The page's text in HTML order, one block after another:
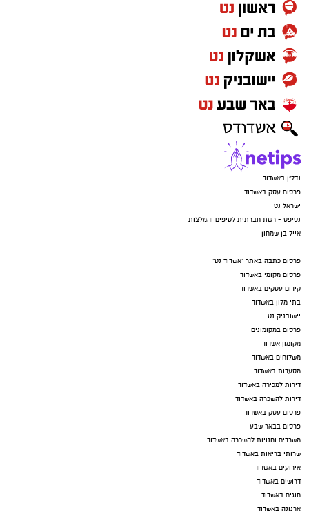
להורדת אפליקציה של אשדוד נט לחצו כאן
עקבו בפייסבוק
עקבו באינסטגרם
נדל"ן באשדוד
פרסום עסק באשדוד
ישראל נט
נטיפס - רשת חברתית לטיפים והמלצות
אייל בן שמחון
-
פרסום כתבה באתר "אשדוד נט"
פרסום מקומי באשדוד
קידום עסקים באשדוד
בתי מלון באשדוד
יישובניק נט
פרסום במקומונים
מקומון אשדוד
משלוחים באשדוד
מסעדות באשדוד
דירות למכירה באשדוד
דירות להשכרה באשדוד
פרסום עסק באשדוד
פרסום בבאר שבע
משרדים וחנויות להשכרה באשדוד
שרותי בריאות באשדוד
אירועים באשדוד
דרושים באשדוד
חוגים באשדוד
ארנונה באשדוד